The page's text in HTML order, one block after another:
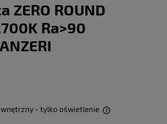
ROUND
Ra>90
- tylko oświetlenie